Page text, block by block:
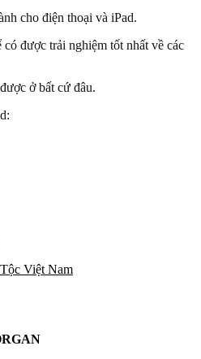
cho điện thoại và iPad.
được trải nghiệm tốt nhất về các
ở bất cứ đâu.
Việt Nam